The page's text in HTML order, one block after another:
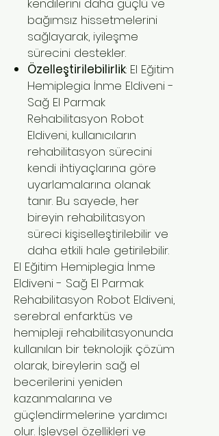
kendilerini daha güçlü ve
bağımsız hissetmelerini
sağlayarak, iyileşme
sürecini destekler.
Özelleştirilebilirlik: El Eğitim
Hemiplegia İnme Eldiveni -
Sağ El Parmak
Rehabilitasyon Robot
Eldiveni, kullanıcıların
rehabilitasyon sürecini
kendi ihtiyaçlarına göre
uyarlamalarına olanak
tanır. Bu sayede, her
bireyin rehabilitasyon
süreci kişiselleştirilebilir ve
daha etkili hale getirilebilir.
El Eğitim Hemiplegia İnme
Eldiveni - Sağ El Parmak
Rehabilitasyon Robot Eldiveni,
serebral enfarktüs ve
hemipleji rehabilitasyonunda
kullanılan bir teknolojik çözüm
olarak, bireylerin sağ el
becerilerini yeniden
kazanmalarına ve
güçlendirmelerine yardımcı
olur. İşlevsel özellikleri ve